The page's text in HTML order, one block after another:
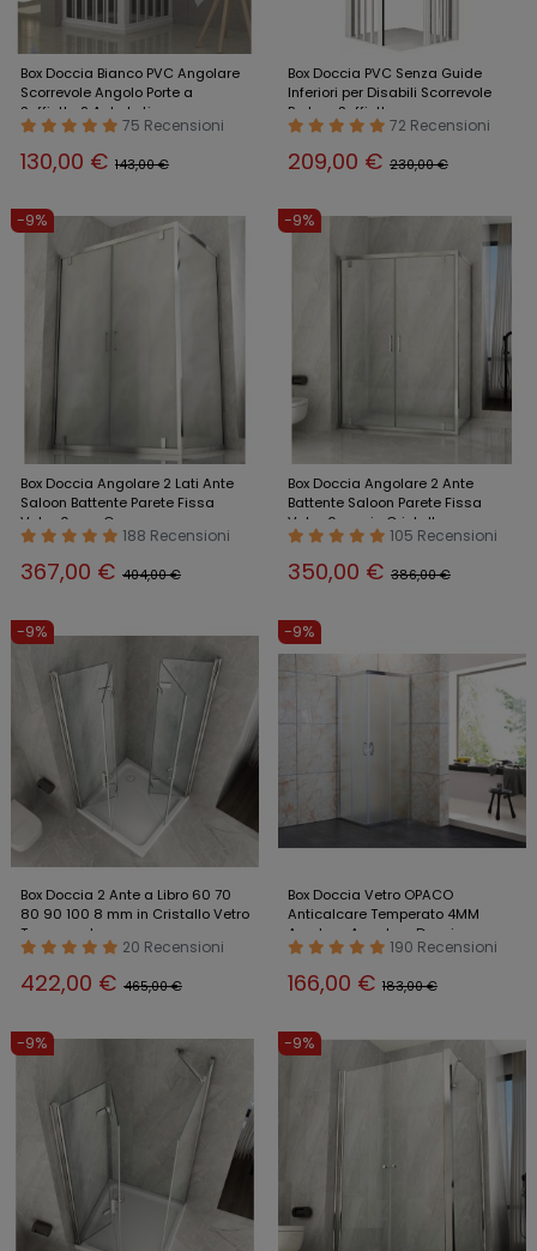
Box Doccia Bianco PVC Angolare
Scorrevole Angolo Porte a
Soffietto 2 Ante Lati
75 Recensioni
130,00 € 143,00 €
Box Doccia PVC Senza Guide
Inferiori per Disabili Scorrevole
Porte a Soffietto
72 Recensioni
209,00 € 230,00 €
-9%
Box Doccia Angolare 2 Lati Ante
Saloon Battente Parete Fissa
Vetro 6 mm Opaco
188 Recensioni
367,00 € 404,00 €
-9%
Box Doccia Angolare 2 Ante
Battente Saloon Parete Fissa
Vetro 6 mm in Cristallo
105 Recensioni
350,00 € 386,00 €
-9%
Box Doccia 2 Ante a Libro 60 70
80 90 100 8 mm in Cristallo Vetro
Trasparente
20 Recensioni
422,00 € 465,00 €
-9%
Box Doccia Vetro OPACO
Anticalcare Temperato 4MM
Apertura Angolare Doppio
Scorrevole H185190 Recensioni
166,00 € 183,00 €
-9% -9%